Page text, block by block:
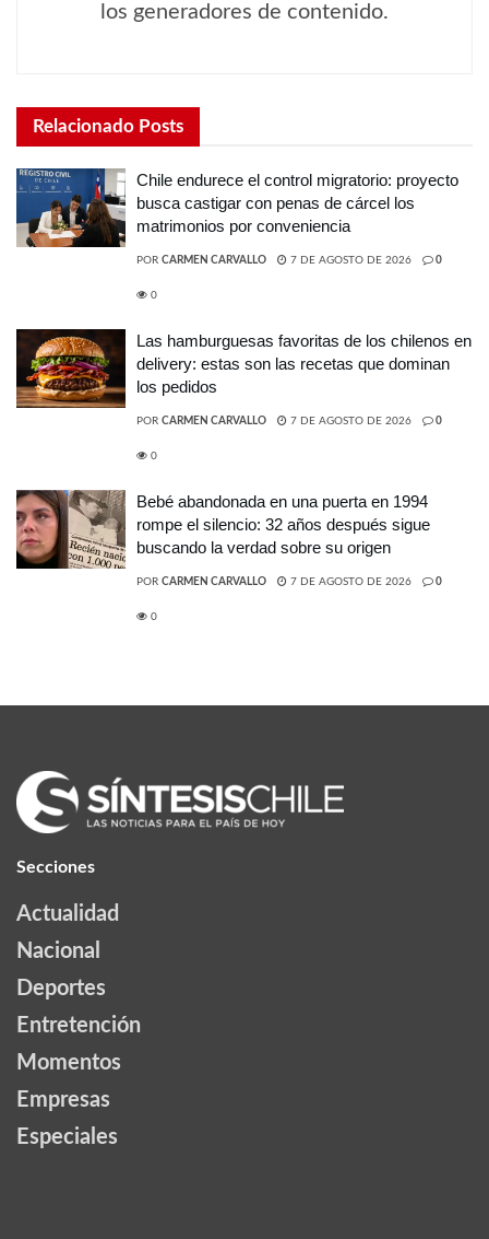
los generadores de contenido.
Relacionado Posts
Chile endurece el control migratorio: proyecto
busca castigar con penas de cárcel los
matrimonios por conveniencia
POR CARMEN CARVALLO 7 DE AGOSTO DE 2026 0
0
Las hamburguesas favoritas de los chilenos en
delivery: estas son las recetas que dominan
los pedidos
POR CARMEN CARVALLO 7 DE AGOSTO DE 2026 0
0
Bebé abandonada en una puerta en 1994
rompe el silencio: 32 años después sigue
buscando la verdad sobre su origen
POR CARMEN CARVALLO 7 DE AGOSTO DE 2026 0
0
Secciones
Actualidad
Nacional
Deportes
Entretención
Momentos
Empresas
Especiales